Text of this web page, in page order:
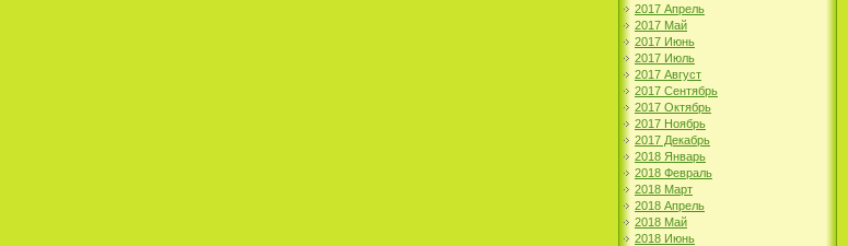
2017 Апрель
2017 Май
2017 Июнь
2017 Июль
2017 Август
2017 Сентябрь
2017 Октябрь
2017 Ноябрь
2017 Декабрь
2018 Январь
2018 Февраль
2018 Март
2018 Апрель
2018 Май
2018 Июнь